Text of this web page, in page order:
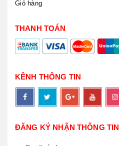
Giỏ hàng
THANH TOÁN
KÊNH THÔNG TIN
ĐĂNG KÝ NHẬN THÔNG TIN